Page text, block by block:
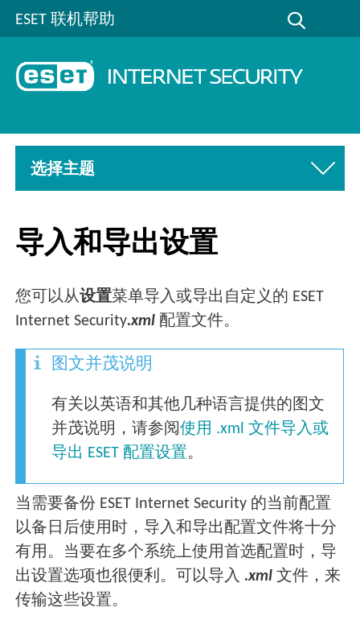
ESET 联机帮助
选择主题
导入和导出设置
您可以从设置菜单导入或导出自定义的 ESET
Internet Security.xml 配置文件。
图文并茂说明
有关以英语和其他几种语言提供的图文
并茂说明，请参阅使用 .xml 文件导入或
导出 ESET 配置设置。
当需要备份 ESET Internet Security 的当前配置
以备日后使用时，导入和导出配置文件将十分
有用。当要在多个系统上使用首选配置时，导
出设置选项也很便利。可以导入.xml 文件，来
传输这些设置。